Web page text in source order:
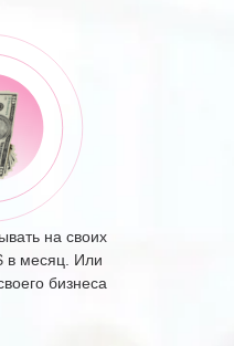
на своих
в месяц. Или
бизнеса